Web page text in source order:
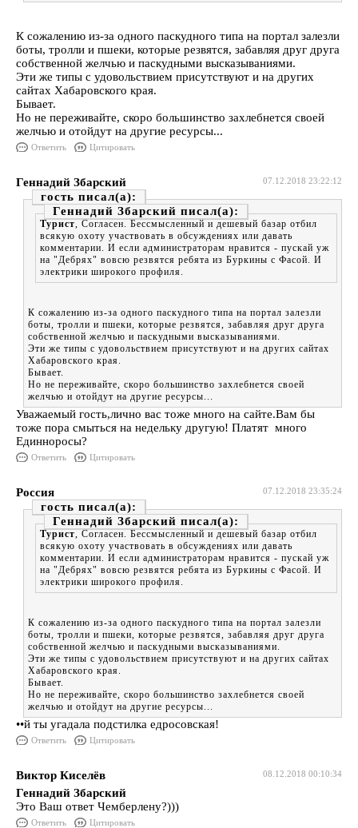
К сожалению из-за одного паскудного типа на портал залезли
боты, тролли и пшеки, которые резвятся, забавляя друг друга
собственной желчью и паскудными высказываниями.
Эти же типы с удовольствием присутствуют и на других
сайтах Хабаровского края.
Бывает.
Но не переживайте, скоро большинство захлебнется своей
желчью и отойдут на другие ресурсы...
Ответить Цитировать
07.12.2018 23:22:12
Геннадий Збарский
гость
Геннадий Збарский
Турист, Согласен. Бессмысленный и дешевый базар отбил
всякую охоту участвовать в обсуждениях или давать
комментарии. И если администраторам нравится - пускай уж
на "Дебрях" вовсю резвятся ребята из Буркины с Фасой. И
электрики широкого профиля.
К сожалению из-за одного паскудного типа на портал залезли
боты, тролли и пшеки, которые резвятся, забавляя друг друга
собственной желчью и паскудными высказываниями.
Эти же типы с удовольствием присутствуют и на других сайтах
Хабаровского края.
Бывает.
Но не переживайте, скоро большинство захлебнется своей
желчью и отойдут на другие ресурсы...
Уважаемый гость,лично вас тоже много на сайте.Вам бы
тоже пора смыться на недельку другую! Платят много
Единноросы?
Ответить Цитировать
07.12.2018 23:35:24
Россия
гость
Геннадий Збарский
Турист, Согласен. Бессмысленный и дешевый базар отбил
всякую охоту участвовать в обсуждениях или давать
комментарии. И если администраторам нравится - пускай уж
на "Дебрях" вовсю резвятся ребята из Буркины с Фасой. И
электрики широкого профиля.
К сожалению из-за одного паскудного типа на портал залезли
боты, тролли и пшеки, которые резвятся, забавляя друг друга
собственной желчью и паскудными высказываниями.
Эти же типы с удовольствием присутствуют и на других сайтах
Хабаровского края.
Бывает.
Но не переживайте, скоро большинство захлебнется своей
желчью и отойдут на другие ресурсы...
••й ты угадала подстилка едросовская!
Ответить Цитировать
08.12.2018 00:10:34
Виктор Киселёв
Геннадий Збарский
Это Ваш ответ Чемберлену?)))
Ответить Цитировать